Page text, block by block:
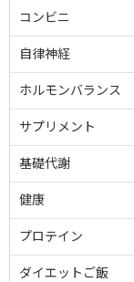
コンビニ
自律神経
ホルモンバランス
サプリメント
基礎代謝
健康
プロテイン
ダイエットご飯